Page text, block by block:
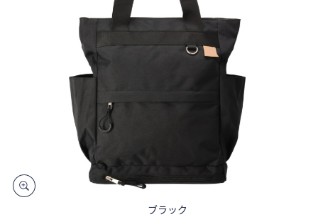
イ
ス
ブラック